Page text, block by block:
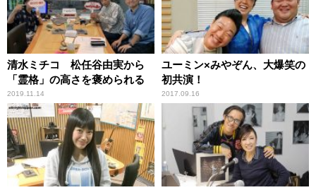
清水ミチコ 松任谷由実から
「霊格」の高さを褒められる
2019.11.14
ユーミン×みやぞん、大爆笑の
初共演！
2017.09.16